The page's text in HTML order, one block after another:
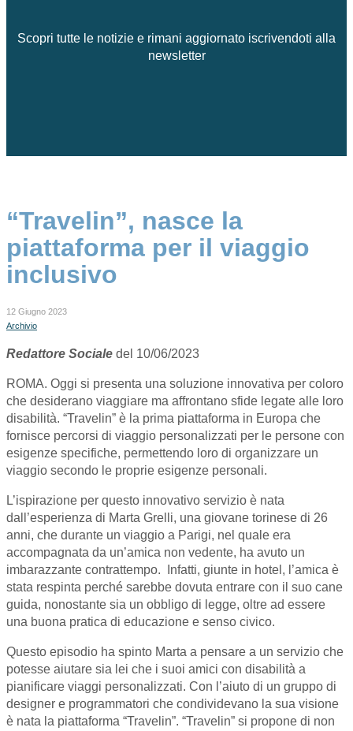
Scopri tutte le notizie e rimani aggiornato iscrivendoti alla
newsletter
“Travelin”, nasce la
piattaforma per il viaggio
inclusivo
12 Giugno 2023
Archivio
Redattore Sociale del 10/06/2023
ROMA. Oggi si presenta una soluzione innovativa per coloro
che desiderano viaggiare ma affrontano sfide legate alle loro
disabilità. “Travelin” è la prima piattaforma in Europa che
fornisce percorsi di viaggio personalizzati per le persone con
esigenze specifiche, permettendo loro di organizzare un
viaggio secondo le proprie esigenze personali.
L’ispirazione per questo innovativo servizio è nata
dall’esperienza di Marta Grelli, una giovane torinese di 26
anni, che durante un viaggio a Parigi, nel quale era
accompagnata da un’amica non vedente, ha avuto un
imbarazzante contrattempo. Infatti, giunte in hotel, l’amica è
stata respinta perché sarebbe dovuta entrare con il suo cane
guida, nonostante sia un obbligo di legge, oltre ad essere
una buona pratica di educazione e senso civico.
Questo episodio ha spinto Marta a pensare a un servizio che
potesse aiutare sia lei che i suoi amici con disabilità a
pianificare viaggi personalizzati. Con l’aiuto di un gruppo di
designer e programmatori che condividevano la sua visione
è nata la piattaforma “Travelin”. “Travelin” si propone di non